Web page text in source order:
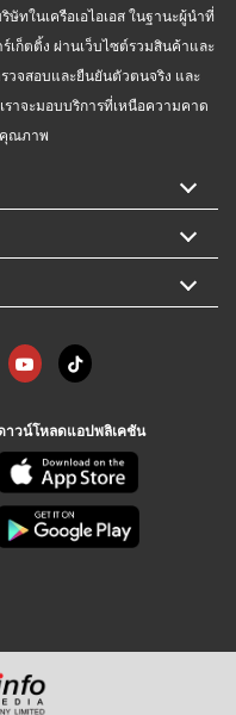
ทในเครือเอไอเอส ในฐานะผู้นำที่
ก็ตติ้ง ผ่านเว็บไซต์รวมสินค้าและ
วจสอบและยืนยันตัวตนจริง และ
าจะมอบบริการที่เหนือความคาด
ณภาพ
าวน์โหลดแอปพลิเคชัน